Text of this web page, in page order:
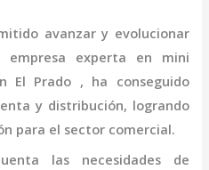
avanzar y evolucionar
experta en mini
El Prado , ha conseguido
y distribución, logrando
para el sector comercial.
las necesidades de